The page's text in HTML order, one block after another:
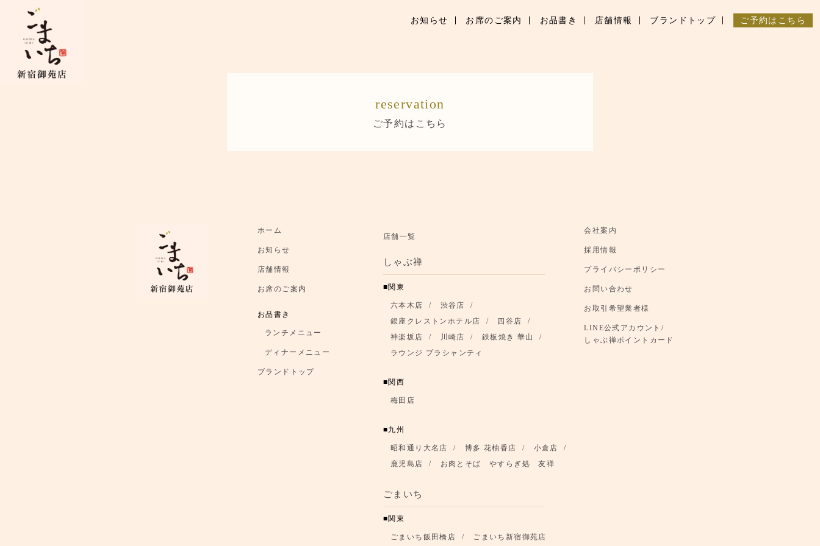
お知らせ お席のご案内 お品書き 店舗情報 ブランドトップ ご予約はこちら
reservation
ご予約はこちら
ホーム
お知らせ
店舗情報
お席のご案内
お品書き
ランチメニュー
ディナーメニュー
ブランドトップ
店舗一覧
しゃぶ禅
関東
六本木店
渋谷店
銀座クレストンホテル店
四谷店
神楽坂店
川崎店
鉄板焼き 華山
ラウンジ プラシャンティ
関西
梅田店
九州
昭和通り大名店 博多 花柚香店
小倉店
鹿児島店
お肉とそば やすらぎ処 友禅
ごまいち
関東
ごまいち飯田橋店 ごまいち新宿御苑店
会社案内
採用情報
プライバシーポリシー
お問い合わせ
お取引希望業者様
LINE公式アカウント/
しゃぶ禅ポイントカード